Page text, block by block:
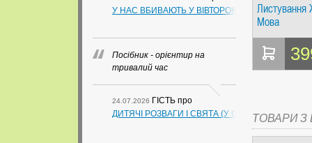
У НАС ВБИВАЮТЬ У ВІВТОРОК. СЛАПОВСЬКИЙ
Посібник - орієнтир на
тривалий час
24.07.2026 ГІСТЬ про
ДИТЯЧІ РОЗВАГИ І СВЯТА (У СХЕМАХ,
Листування
Мова
ТОВАРИ З